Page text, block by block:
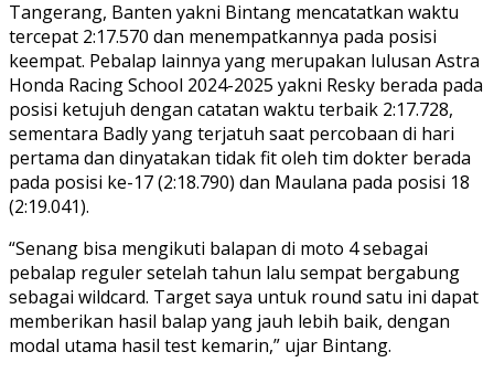
Tangerang, Banten yakni Bintang mencatatkan waktu
tercepat 2:17.570 dan menempatkannya pada posisi
keempat. Pebalap lainnya yang merupakan lulusan Astra
Honda Racing School 2024-2025 yakni Resky berada pada
posisi ketujuh dengan catatan waktu terbaik 2:17.728,
sementara Badly yang terjatuh saat percobaan di hari
pertama dan dinyatakan tidak fit oleh tim dokter berada
pada posisi ke-17 (2:18.790) dan Maulana pada posisi 18
(2:19.041).
“Senang bisa mengikuti balapan di moto 4 sebagai
pebalap reguler setelah tahun lalu sempat bergabung
sebagai wildcard. Target saya untuk round satu ini dapat
memberikan hasil balap yang jauh lebih baik, dengan
modal utama hasil test kemarin,” ujar Bintang.